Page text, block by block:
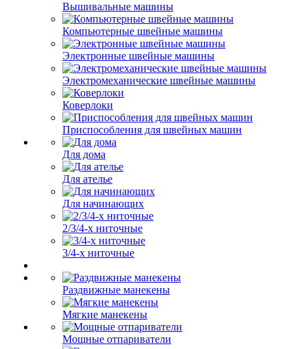
Вышивальные машины
Компьютерные швейные машины
Электронные швейные машины
Электромеханические швейные машины
Коверлоки
Приспособления для швейных машин
Для дома
Для ателье
Для начинающих
2/3/4-х ниточные
3/4-х ниточные
Раздвижные манекены
Мягкие манекены
Мощные отпариватели